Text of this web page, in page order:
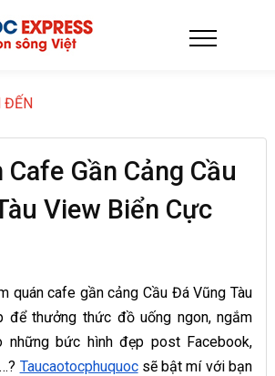
ĐẾN
Gần Cảng Cầu
View Biển Cực
quán cafe gần cảng Cầu Đá Vũng Tàu
để thưởng thức đồ uống ngon, ngắm
những bức hình đẹp post Facebook,
Taucaotocphuquocsẽ bật mí với bạn